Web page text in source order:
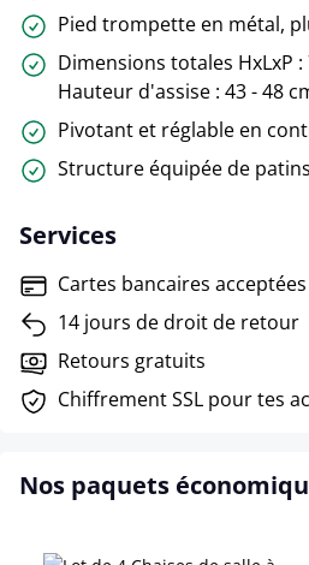
Pied trompette en métal,
Dimensions totales HxLxP :
Hauteur d'assise : 43 - 48
Pivotant et réglable en
Structure équipée de
Services
Cartes bancaires acceptées
14 jours de droit de retour
Retours gratuits
Chiffrement SSL pour tes
Nos paquets